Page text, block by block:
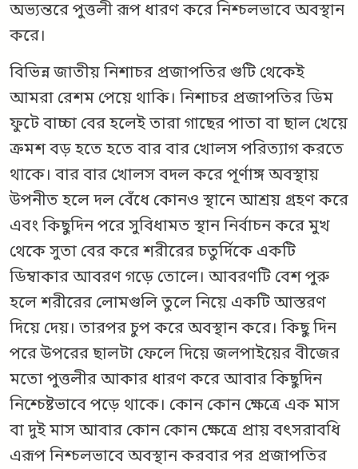
অভ্যন্তরে পুত্তলী রূপ ধারণ করে নিশ্চলভাবে অবস্থান
করে।
বিভিন্ন জাতীয় নিশাচর প্রজাপতির গুটি থেকেই
আমরা রেশম পেয়ে থাকি। নিশাচর প্রজাপতির ডিম
ফুটে বাচ্চা বের হলেই তারা গাছের পাতা বা ছাল খেয়ে
ক্রমশ বড় হতে হতে বার বার খোলস পরিত্যাগ করতে
থাকে। বার বার খোলস বদল করে পূর্ণাঙ্গ অবস্থায়
উপনীত হলে দল বেঁধে কোনও স্থানে আশ্রয় গ্রহণ করে
এবং কিছুদিন পরে সুবিধামত স্থান নির্বাচন করে মুখ
থেকে সুতা বের করে শরীরের চতুর্দিকে একটি
ডিম্বাকার আবরণ গড়ে তোলে। আবরণটি বেশ পুরু
হলে শরীরের লোমগুলি তুলে নিয়ে একটি আস্তরণ
দিয়ে দেয়। তারপর চুপ করে অবস্থান করে। কিছু দিন
পরে উপরের ছালটা ফেলে দিয়ে জলপাইয়ের বীজের
মতো পুত্তলীর আকার ধারণ করে আবার কিছুদিন
নিশ্চেষ্টভাবে পড়ে থাকে। কোন কোন ক্ষেত্রে এক মাস
বা দুই মাস আবার কোন কোন ক্ষেত্রে প্রায় বৎসরাবধি
এরূপ নিশ্চলভাবে অবস্থান করবার পর প্রজাপতির